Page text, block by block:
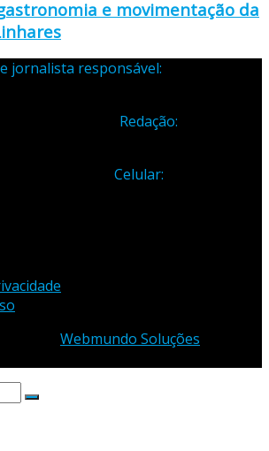
e movimentação da
jornalista responsável:
Redação:
Celular:
Webmundo Soluções